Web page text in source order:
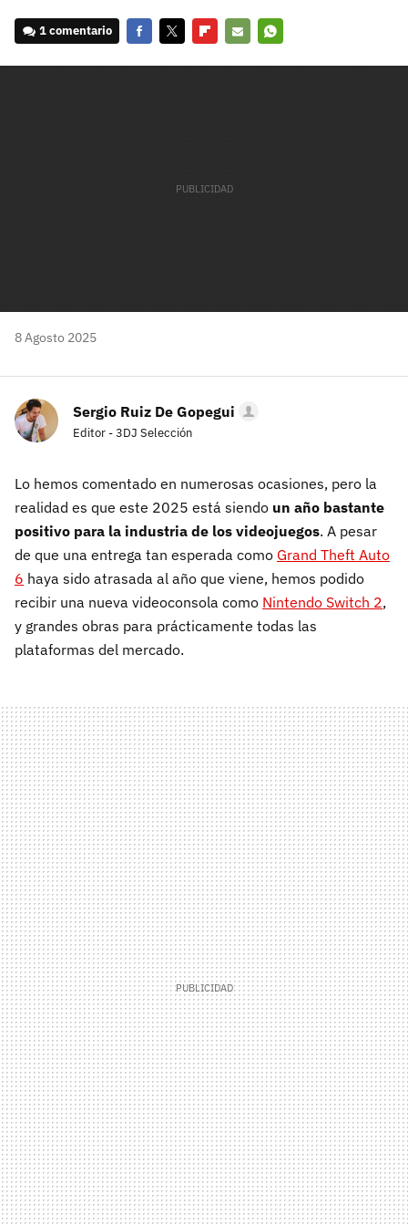
1 comentario
8 Agosto 2025
Sergio Ruiz De Gopegui
Editor - 3DJ Selección
Lo hemos comentado en numerosas ocasiones, pero la
realidad es que este 2025 está siendo un año bastante
positivo para la industria de los videojuegos. A pesar
de que una entrega tan esperada como Grand Theft Auto
6 haya sido atrasada al año que viene, hemos podido
recibir una nueva videoconsola como Nintendo Switch 2,
y grandes obras para prácticamente todas las
plataformas del mercado.